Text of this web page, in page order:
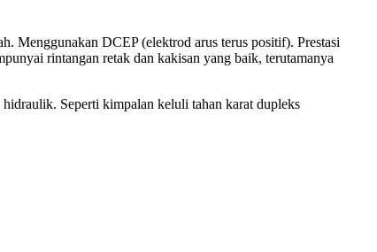
Menggunakan DCEP (elektrod arus terus positif). Prestasi
rintangan retak dan kakisan yang baik, terutamanya
Seperti kimpalan keluli tahan karat dupleks